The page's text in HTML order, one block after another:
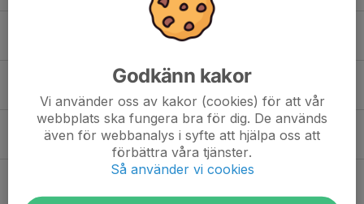
Gustavo Felipe Martins Rodrigues Dias
Hannes Hägglöf
Godkänn kakor
Vi använder oss av kakor (cookies) för att vår
webbplats ska fungera bra för dig. De används
även för webbanalys i syfte att hjälpa oss att
förbättra våra tjänster.
Så använder vi cookies